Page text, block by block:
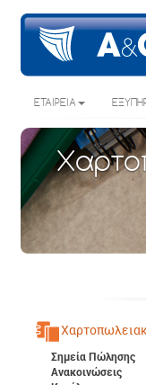
ΕΤΑΙΡΕΙΑ
Σημεία Πώλησης
Ανακοινώσεις